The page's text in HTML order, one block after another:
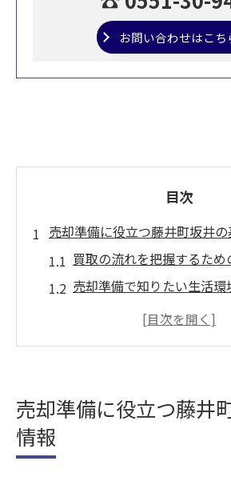
お問い合わせはこち
目次
売却準備に役立つ藤井町坂井
買取の流れを把握するた
売却準備で知りたい生活
藤井町坂井の地域特性が買
ご当地特色を知れば買取も安
売却準備に役立つ藤井
情報